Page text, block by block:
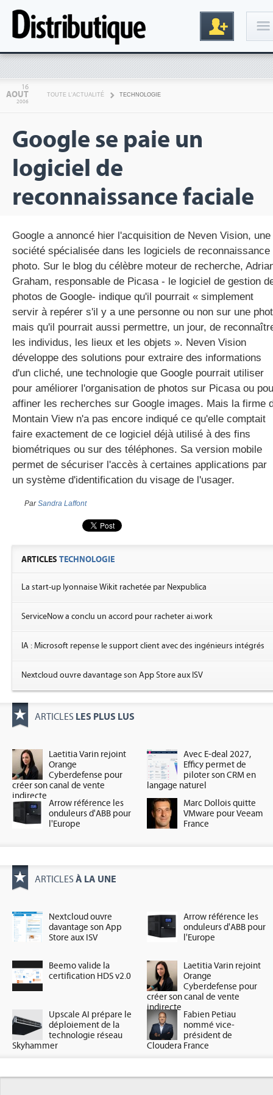
Inscription
gratuite
16
AOUT
2006
TOUTE L'ACTUALITÉ TECHNOLOGIE
Google se paie un
logiciel de
reconnaissance faciale
Google a annoncé hier l'acquisition de Neven Vision, une
société spécialisée dans les logiciels de reconnaissance
photo. Sur le blog du célèbre moteur de recherche,
Graham, responsable de Picasa - le logiciel de gestion
photos de Google- indique qu'il pourrait « simplement
servir à repérer s'il y a une personne ou non sur une
mais qu'il pourrait aussi permettre, un jour, de
les individus, les lieux et les objets ». Neven Vision
développe des solutions pour extraire des informations
d'un cliché, une technologie que Google pourrait utiliser
pour améliorer l'organisation de photos sur Picasa ou
affiner les recherches sur Google images. Mais la firme
Montain View n'a pas encore indiqué ce qu'elle comptait
faire exactement de ce logiciel déjà utilisé à des fins
biométriques ou sur des téléphones. Sa version mobile
permet de sécuriser l'accès à certaines applications par
un système d'identification du visage de l'usager.
ParSandra Laffont
ARTICLES TECHNOLOGIE
La start-up lyonnaise Wikit rachetée par Nexpublica
ServiceNow a conclu un accord pour racheter ai.work
IA : Microsoft repense le support client avec des ingénieurs intégrés
Nextcloud ouvre davantage son App Store aux ISV
ARTICLES LES PLUS LUS
Laetitia Varin rejoint
Orange
Cyberdefense pour
créer son canal de vente
indirecte
Avec E-deal 2027,
Efficy permet de
piloter son CRM en
langage naturel
Arrow référence les
onduleurs d'ABB pour
l'Europe
Marc Dollois quitte
VMware pour Veeam
France
ARTICLES À LA UNE
Nextcloud ouvre
davantage son App
Store aux ISV
Arrow référence les
onduleurs d'ABB pour
l'Europe
Beemo valide la
certification HDS v2.0
Laetitia Varin rejoint
Orange
Cyberdefense pour
créer son canal de vente
indirecte
Upscale AI prépare le
déploiement de la
technologie réseau
Skyhammer
Fabien Petiau
nommé vice-
président de
Cloudera France